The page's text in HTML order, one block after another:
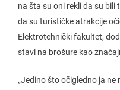
na šta su oni rekli da su bili
da su turističke atrakcije
Elektrotehnički fakultet,
stavi na brošure kao
„Jedino što očigledno ja